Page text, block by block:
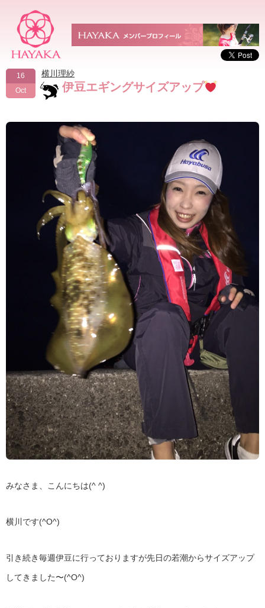
16
Oct
横川理紗
伊豆エギングサイズアップ
みなさま、こんにちは(^ ^)
横川です(^O^)
引き続き毎週伊豆に行っておりますが先日の若潮からサイズアップ
してきました〜(^O^)